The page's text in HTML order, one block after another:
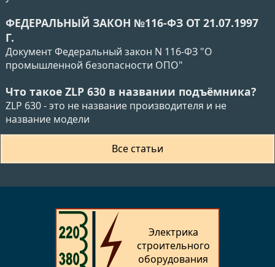
ФЕДЕРАЛЬНЫЙ ЗАКОН №116-ФЗ ОТ 21.07.1997
Г.
Документ Федеральный закон N 116-ФЗ "О
промышленной безопасности ОПО"
Что такое ZLP 630 в названии подъёмника?
ZLP 630 - это не название производителя и не
название модели
Все статьи
Электрика
строительного
оборудования